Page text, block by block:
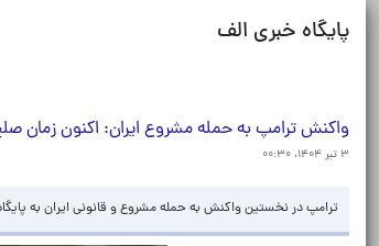
پایگاه خبری الف
واکنش ترامپ به حمله مشروع ایران: اکنون زمان
۳ تیر ۱۴۰۴، ۰۰:۳۰
ترامپ در نخستین واکنش به حمله مشروع و قانونی ایران به